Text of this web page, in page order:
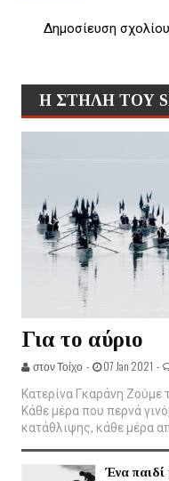
Δημοσίευση σχολίου
Η ΣΤΗΛΗ ΤΟΥ
Για το αύριο
στον Τοίχο - 07 Jan 2021 -
Κατερίνα Γκαράνη Ζούμε
Κάθε μέρα που περνά
κατάθλιψης, κάθε μέρα
Ένα παιδί